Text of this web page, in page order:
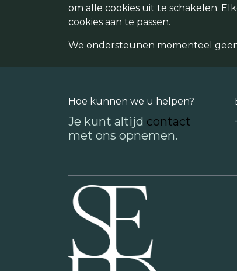
om alle cookies uit te schakelen.
cookies aan te passen.
We ondersteunen momenteel
Hoe kunnen we u helpen?
Je kunt altijd contact
met ons opnemen. ​